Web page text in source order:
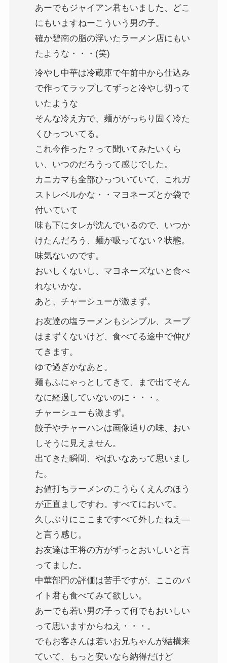
あーでもジャイアン君もいました、どこ
にもいますねーこういう男の子。
確か碧南の脂の浮いたラーメン店にもい
たような・・・(笑)
冷やし中華は冷蔵庫で午前中から仕込み
で作ってラップしてずっと冷やし切って
いたような
そんな冷え方で、麺ががっちり固く冷た
くひっついてる。
これ今作った？って聞いてみたいくら
い、いつのだろうって感じでした。
カニカマも全部ひっついていて、これガ
ストレベルかな・・マヨネーズとか袋で
付いていて
味も下にタレが沈んでいるので、いつか
けたんだろう、麺が吸ってない？状態。
味気ないのです。
おいしくないし、マヨネーズないと食べ
れないかな。
あと、チャーシューが激まず。
お友達の塩ラーメンもシンプル、スープ
はまずくないけど、食べてる途中で伸び
てきます。
ゆで過ぎかなあと。
麺もふにゃっとしてきて、まで出てそん
なに経過していないのに・・・。
チャーシューも激まず。
餃子やチャーハンは画像通りの味、おい
しそうに見えません。
出てきた瞬間、やばいなあって思いまし
た。
お値打ちラーメンのこうらくえんのほう
が正直ましですわ。すべてにおいて。
久しぶりにここまですべて外したねえ―
と言う感じ。
お友達は王将の方がずっとおいしいと言
ってました。
中華部門の評価は苦手ですが、ここのバ
イト君も食べてみて欲しい。
あーでも若い男の子って何でもおいしい
って思いますからねえ・・・。
でもお客さんは若いお兄ちゃんが結構来
ていて、もっと安いなら納得だけど